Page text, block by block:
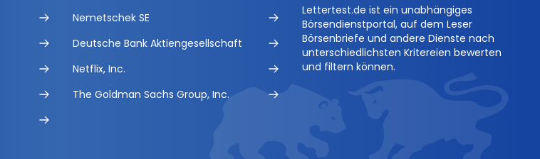
Nemetschek SE
Deutsche Bank Aktiengesellschaft
Netflix, Inc.
The Goldman Sachs Group, Inc.
Lettertest.de ist ein unabhängiges
Börsendienstportal, auf dem Leser
Börsenbriefe und andere Dienste nach
unterschiedlichsten Kritereien bewerten
und filtern können.